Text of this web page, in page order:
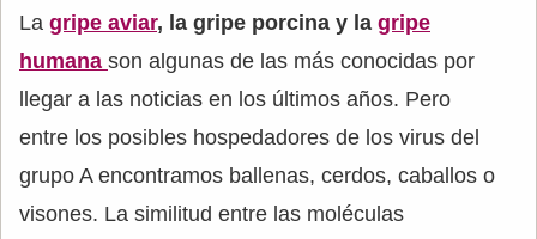
La gripe aviar, la gripe porcina y la gripe
humana son algunas de las más conocidas por
llegar a las noticias en los últimos años. Pero
entre los posibles hospedadores de los virus del
grupo A encontramos ballenas, cerdos, caballos o
visones. La similitud entre las moléculas